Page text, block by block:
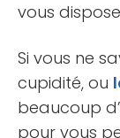
vous
Si vous ne
cupidité, ou
beaucoup
pour vous